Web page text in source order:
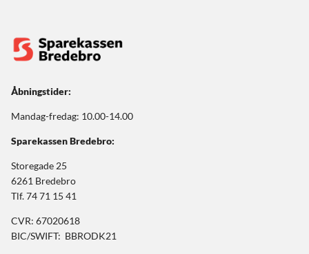
Åbningstider:
Mandag-fredag: 10.00-14.00
Sparekassen Bredebro:
Storegade 25
6261 Bredebro
Tlf. 74 71 15 41
CVR: 67020618
BIC/SWIFT: BBRODK21